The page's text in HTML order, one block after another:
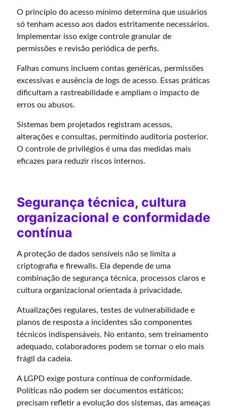
O princípio do acesso mínimo determina que usuários
só tenham acesso aos dados estritamente necessários.
Implementar isso exige controle granular de
permissões e revisão periódica de perfis.
Falhas comuns incluem contas genéricas, permissões
excessivas e ausência de logs de acesso. Essas práticas
dificultam a rastreabilidade e ampliam o impacto de
erros ou abusos.
Sistemas bem projetados registram acessos,
alterações e consultas, permitindo auditoria posterior.
O controle de privilégios é uma das medidas mais
eficazes para reduzir riscos internos.
Segurança técnica, cultura
organizacional e conformidade
contínua
A proteção de dados sensíveis não se limita a
criptografia e firewalls. Ela depende de uma
combinação de segurança técnica, processos claros e
cultura organizacional orientada à privacidade.
Atualizações regulares, testes de vulnerabilidade e
planos de resposta a incidentes são componentes
técnicos indispensáveis. No entanto, sem treinamento
adequado, colaboradores podem se tornar o elo mais
frágil da cadeia.
A LGPD exige postura contínua de conformidade.
Políticas não podem ser documentos estáticos;
precisam refletir a evolução dos sistemas, das ameaças